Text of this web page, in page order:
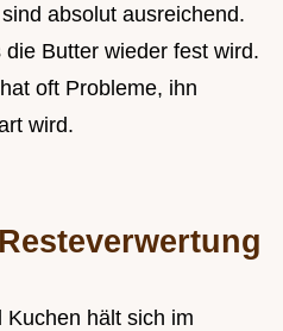
absolut ausreichend.
Butter wieder fest wird.
oft Probleme, ihn
wird.
hält sich im